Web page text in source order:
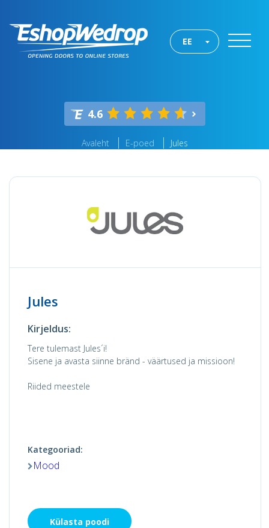
EE
4.6
Avaleht E-poed Jules
Jules
Kirjeldus:
Tere tulemast Jules´i!
Sisene ja avasta siinne bränd - väärtused ja missioon!
Riided meestele
Kategooriad:
Mood
Külasta poodi